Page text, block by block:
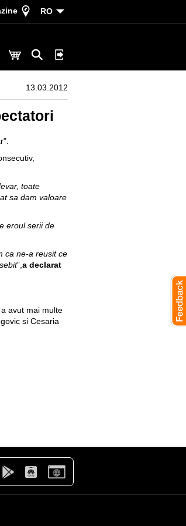
RO
13.03.2012
toate
sa dam valoare
eroul serii de
ca ne-a reusit ce
”, a declarat
avut mai multe
si Cesaria